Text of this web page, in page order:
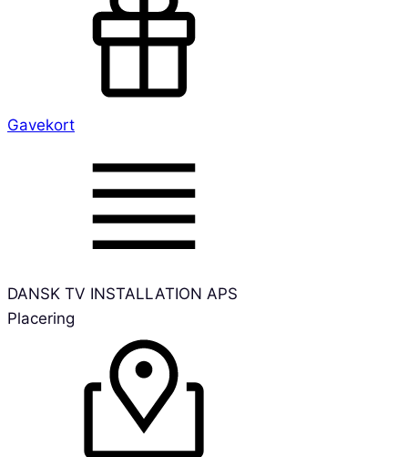
Gavekort
DANSK TV INSTALLATION APS
Placering